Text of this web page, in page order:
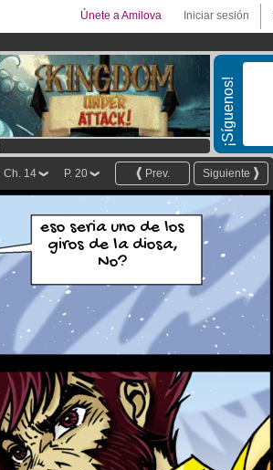
Iniciar sesión
Únete a Amilova
¡Síguenos!
Siguiente
Prev.
P. 20
Ch. 14
eso seria uno de los
giros de la diosa,
No?